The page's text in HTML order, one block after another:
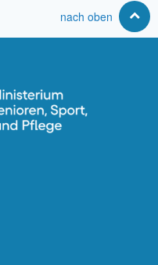
nach oben